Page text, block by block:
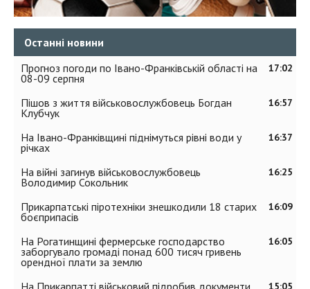
Останні новини
17:02
Прогноз погоди по Івано-Франківській області на
08-09 серпня
16:57
Пішов з життя військовослужбовець Богдан
Клубчук
16:37
На Івано-Франківщині піднімуться рівні води у
річках
16:25
На війні загинув військовослужбовець
Володимир Сокольник
16:09
Прикарпатські піротехніки знешкодили 18 старих
боєприпасів
16:05
На Рогатинщині фермерське господарство
заборгувало громаді понад 600 тисяч гривень
орендної плати за землю
15:05
На Прикарпатті військовий підробив документи